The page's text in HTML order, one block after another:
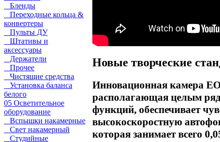
Бленды
Переходные кольца &
конвертеры
Пульты ДУ
Штативы и
аксессуары
Держатели
Прочее
Чистящие средства
Установка баланса
белого
05 Осветительное
оборудование
Вспышки накамерные
Свет накамерный
Студийные
Новые творческие
Инновационная камера
располагающая целым
функций, обеспечивает
высокоскоростную
которая занимает всего